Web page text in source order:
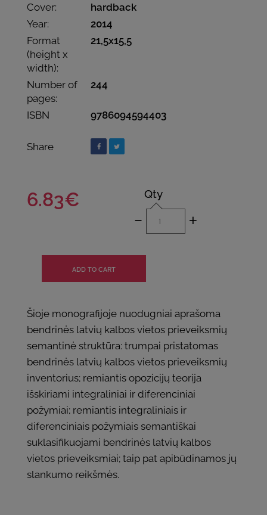
Cover:
hardback
Year:
2014
Format
(height x
width):
21,5x15,5
Number of
pages:
244
ISBN 9786094594403
Share
6.83€ Qty
- +
Šioje monografijoje nuodugniai aprašoma
bendrinės latvių kalbos vietos prieveiksmių
semantinė struktūra: trumpai pristatomas
bendrinės latvių kalbos vietos prieveiksmių
inventorius; remiantis opozicijų teorija
išskiriami integraliniai ir diferenciniai
požymiai; remiantis integraliniais ir
diferenciniais požymiais semantiškai
suklasifikuojami bendrinės latvių kalbos
vietos prieveiksmiai; taip pat apibūdinamos jų
slankumo reikšmės.